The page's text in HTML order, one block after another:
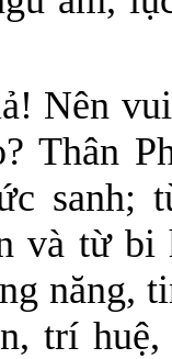
Nên
Thân
sanh;
và từ bi
năng,
trí